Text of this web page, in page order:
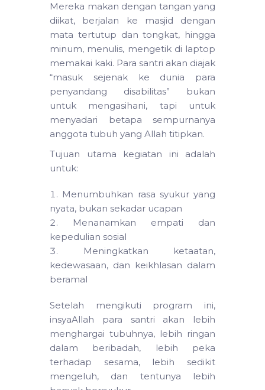
Mereka makan dengan tangan yang
diikat, berjalan ke masjid dengan
mata tertutup dan tongkat, hingga
minum, menulis, mengetik di laptop
memakai kaki. Para santri akan diajak
“masuk sejenak ke dunia para
penyandang disabilitas” bukan
untuk mengasihani, tapi untuk
menyadari betapa sempurnanya
anggota tubuh yang Allah titipkan.
Tujuan utama kegiatan ini adalah
untuk:
Menumbuhkan rasa syukur yang
nyata, bukan sekadar ucapan
Menanamkan empati dan
kepedulian sosial
Meningkatkan ketaatan,
kedewasaan, dan keikhlasan dalam
beramal
Setelah mengikuti program ini,
insyaAllah para santri akan lebih
menghargai tubuhnya, lebih ringan
dalam beribadah, lebih peka
terhadap sesama, lebih sedikit
mengeluh, dan tentunya lebih